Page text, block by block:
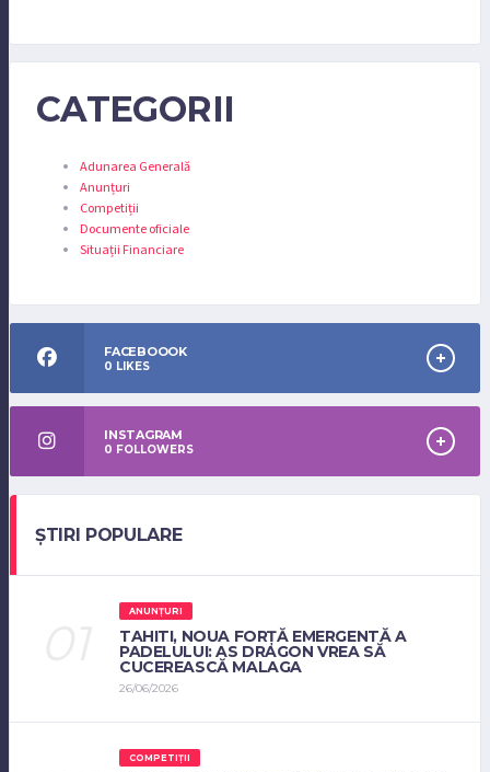
CATEGORII
Adunarea Generală
Anunțuri
Competiții
Documente oficiale
Situații Financiare
FACEBOOOK
0 LIKES
INSTAGRAM
0 FOLLOWERS
ȘTIRI POPULARE
ANUNȚURI
TAHITI, NOUA FORȚĂ EMERGENTĂ A
PADELULUI: AS DRAGON VREA SĂ
CUCEREASCĂ MALAGA
26/06/2026
COMPETIȚII